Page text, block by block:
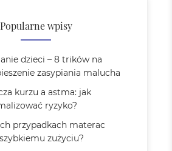
Popularne wpisy
dzieci – 8 trików na
zasypiania malucha
kurzu a astma: jak
ryzyko?
przypadkach materac
zużyciu?